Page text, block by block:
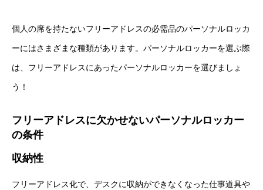
個人の席を持たないフリーアドレスの必需品のパーソナルロッカ
ーにはさまざまな種類があります。パーソナルロッカーを選ぶ際
は、フリーアドレスにあったパーソナルロッカーを選びましょ
う！
フリーアドレスに欠かせないパーソナルロッカー
の条件
収納性
フリーアドレス化で、デスクに収納ができなくなった仕事道具や